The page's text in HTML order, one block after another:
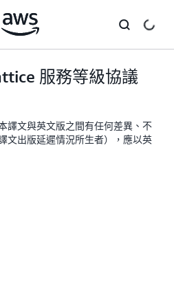
服務等級協議
譯文與英文版之間有任何差異、不
文出版延遲情況所生者），應以英